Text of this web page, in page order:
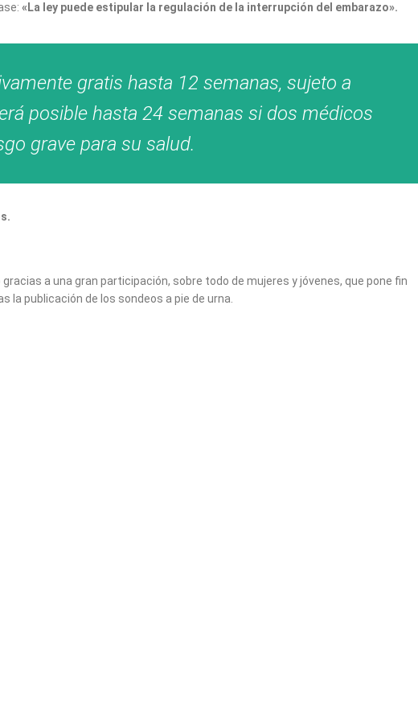
«La ley puede estipular la regulación de la interrupción del embarazo».
gratis hasta 12 semanas, sujeto a
posible hasta 24 semanas si dos médicos
grave para su salud.
a una gran participación, sobre todo de mujeres y jóvenes, que pone fin
la publicación de los sondeos a pie de urna.